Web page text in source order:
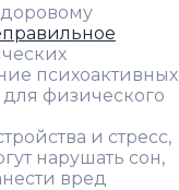
психоактивных
физического
и стресс,
нарушать сон,
вред